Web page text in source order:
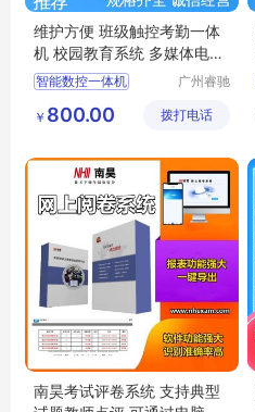
维护方便 班级触控考勤一体
机 校园教育系统 多媒体电子
班牌 睿驰
智能数控一体机
校园信息发布系统
家长接送管理平台
广州睿驰
公司
￥ 800.00 拨打电话
南昊考试评卷系统 支持典型